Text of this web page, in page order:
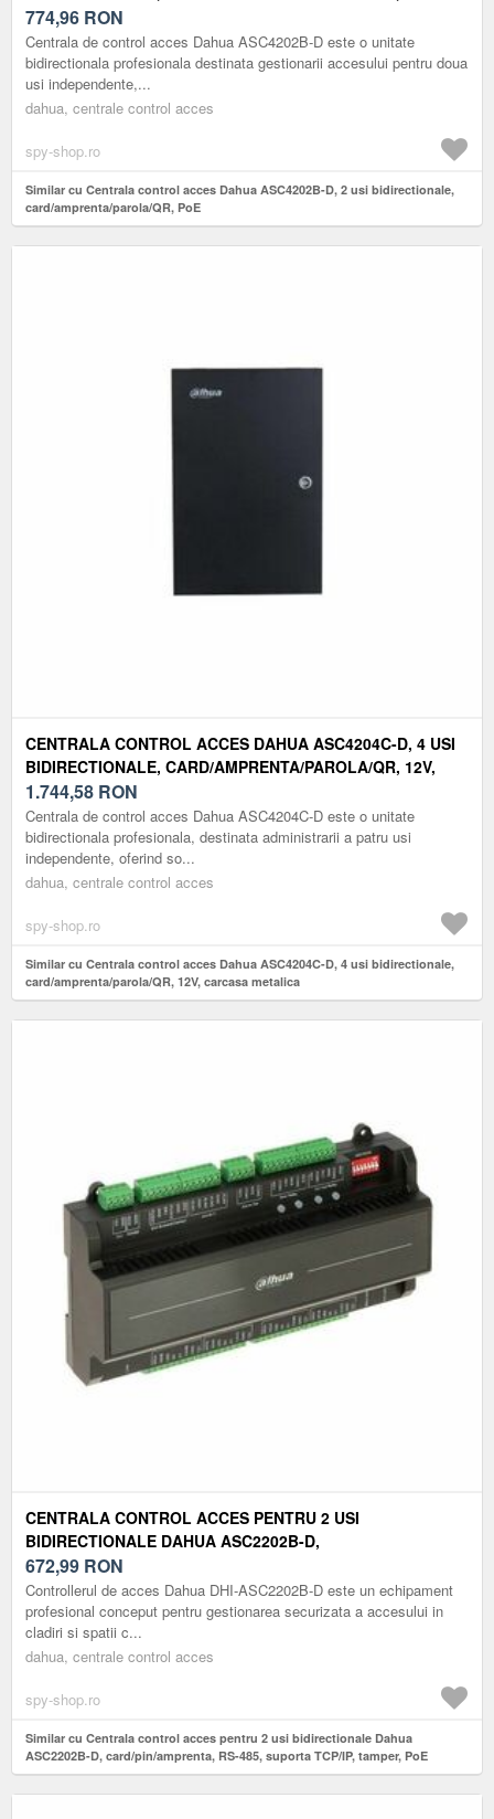
774,96 RON
Centrala de control acces Dahua ASC4202B-D este o unitate
bidirectionala profesionala destinata gestionarii accesului pentru doua
usi independente,...
dahua, centrale control acces
spy-shop.ro
Similar cu Centrala control acces Dahua ASC4202B-D, 2 usi bidirectionale,
card/amprenta/parola/QR, PoE
CENTRALA CONTROL ACCES DAHUA ASC4204C-D, 4 USI
BIDIRECTIONALE, CARD/AMPRENTA/PAROLA/QR, 12V,
CARCASA METALICA
1.744,58 RON
Centrala de control acces Dahua ASC4204C-D este o unitate
bidirectionala profesionala, destinata administrarii a patru usi
independente, oferind so...
dahua, centrale control acces
spy-shop.ro
Similar cu Centrala control acces Dahua ASC4204C-D, 4 usi bidirectionale,
card/amprenta/parola/QR, 12V, carcasa metalica
CENTRALA CONTROL ACCES PENTRU 2 USI
BIDIRECTIONALE DAHUA ASC2202B-D,
CARD/PIN/AMPRENTA, RS-485, SUPORTA TCP/IP, TAMPER,
POE
672,99 RON
Controllerul de acces Dahua DHI-ASC2202B-D este un echipament
profesional conceput pentru gestionarea securizata a accesului in
cladiri si spatii c...
dahua, centrale control acces
spy-shop.ro
Similar cu Centrala control acces pentru 2 usi bidirectionale Dahua
ASC2202B-D, card/pin/amprenta, RS-485, suporta TCP/IP, tamper, PoE